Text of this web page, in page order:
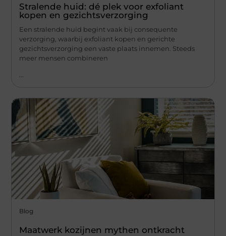
Stralende huid: dé plek voor exfoliant
kopen en gezichtsverzorging
Een stralende huid begint vaak bij consequente
verzorging, waarbij exfoliant kopen en gerichte
gezichtsverzorging een vaste plaats innemen. Steeds
meer mensen combineren
...
Blog
Maatwerk kozijnen mythen ontkracht